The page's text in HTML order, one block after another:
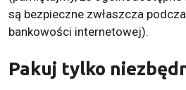
są bezpieczne zwłaszcza
bankowości internetowej).
Pakuj tylko